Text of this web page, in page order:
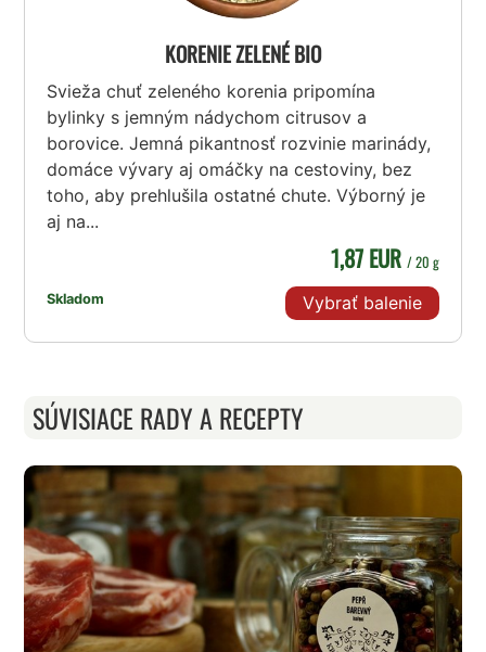
KORENIE ZELENÉ BIO
Svieža chuť zeleného korenia pripomína
bylinky s jemným nádychom citrusov a
borovice. Jemná pikantnosť rozvinie marinády,
domáce vývary aj omáčky na cestoviny, bez
toho, aby prehlušila ostatné chute. Výborný je
aj na...
Skladom
1,87 EUR / 20 g
Vybrať balenie
SÚVISIACE RADY A RECEPTY